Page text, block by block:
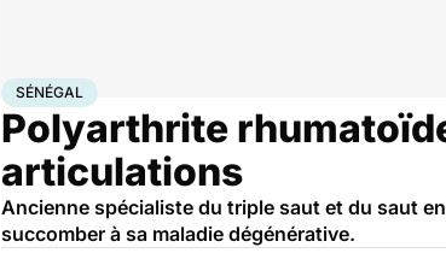
AccueilSanté Sénégal
SÉNÉGAL
Polyarthrite
articulations
Ancienne spécialiste du triple saut et du saut
succomber à sa maladie dégénérative.